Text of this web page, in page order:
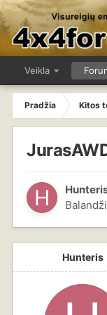
Veikla
Pradžia Kitos
Hunteris